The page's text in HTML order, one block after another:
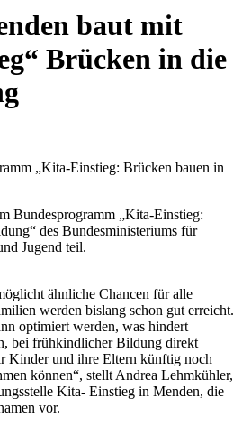
baut mit
Brücken in die
„Kita-Einstieg: Brücken bauen in
Bundesprogramm „Kita-Einstieg:
des Bundesministeriums für
Jugend teil.
ähnliche Chancen für alle
werden bislang schon gut erreicht.
optimiert werden, was hindert
bei frühkindlicher Bildung direkt
Kinder und ihre Eltern künftig noch
können“, stellt Andrea Lehmkühler,
Kita- Einstieg in Menden, die
vor.